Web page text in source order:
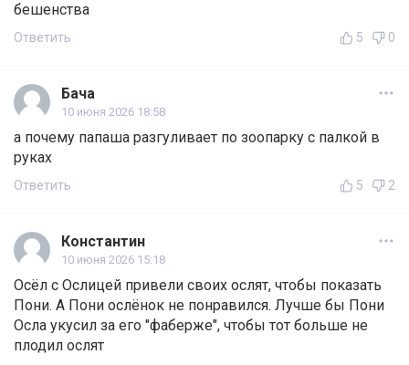
бешенства
Ответить 5 0
Бача
10 июня 2026 18:58
а почему папаша разгуливает по зоопарку с палкой в
руках
Ответить 5 2
Константин
10 июня 2026 15:18
Осёл с Ослицей привели своих ослят, чтобы показать
Пони. А Пони ослёнок не понравился. Лучше бы Пони
Осла укусил за его "фаберже", чтобы тот больше не
плодил ослят